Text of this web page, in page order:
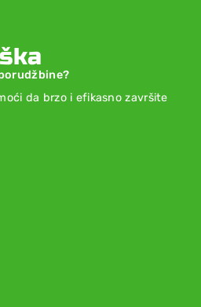
da brzo i efikasno završite